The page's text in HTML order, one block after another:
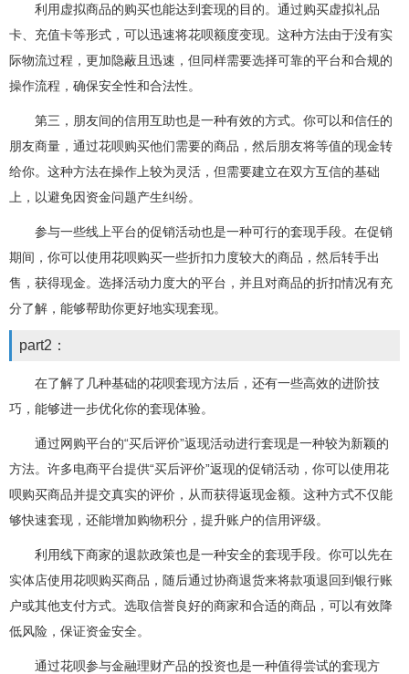
利用虚拟商品的购买也能达到套现的目的。通过购买虚拟礼品
卡、充值卡等形式，可以迅速将花呗额度变现。这种方法由于没有实
际物流过程，更加隐蔽且迅速，但同样需要选择可靠的平台和合规的
操作流程，确保安全性和合法性。
第三，朋友间的信用互助也是一种有效的方式。你可以和信任的
朋友商量，通过花呗购买他们需要的商品，然后朋友将等值的现金转
给你。这种方法在操作上较为灵活，但需要建立在双方互信的基础
上，以避免因资金问题产生纠纷。
参与一些线上平台的促销活动也是一种可行的套现手段。在促销
期间，你可以使用花呗购买一些折扣力度较大的商品，然后转手出
售，获得现金。选择活动力度大的平台，并且对商品的折扣情况有充
分了解，能够帮助你更好地实现套现。
part2：
在了解了几种基础的花呗套现方法后，还有一些高效的进阶技
巧，能够进一步优化你的套现体验。
通过网购平台的“买后评价”返现活动进行套现是一种较为新颖的
方法。许多电商平台提供“买后评价”返现的促销活动，你可以使用花
呗购买商品并提交真实的评价，从而获得返现金额。这种方式不仅能
够快速套现，还能增加购物积分，提升账户的信用评级。
利用线下商家的退款政策也是一种安全的套现手段。你可以先在
实体店使用花呗购买商品，随后通过协商退货来将款项退回到银行账
户或其他支付方式。选取信誉良好的商家和合适的商品，可以有效降
低风险，保证资金安全。
通过花呗参与金融理财产品的投资也是一种值得尝试的套现方